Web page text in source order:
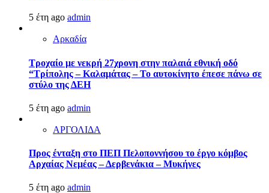
5 έτη ago admin
Αρκαδία
Τροχαίο με νεκρή 27χρονη στην παλαιά εθνική οδό
“Τρίπολης – Καλαμάτας – Το αυτοκίνητο έπεσε πάνω σε
στύλο της ΔΕΗ
5 έτη ago admin
ΑΡΓΟΛΙΔΑ
Προς ένταξη στο ΠΕΠ Πελοποννήσου το έργο κόμβος
Αρχαίας Νεμέας – Δερβενάκια – Μυκήνες
5 έτη ago admin